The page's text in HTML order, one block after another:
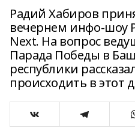
Радий Хабиров
вечернем инфо-шоу
Next. На вопрос
Парада Победы в
республики
происходить в этот